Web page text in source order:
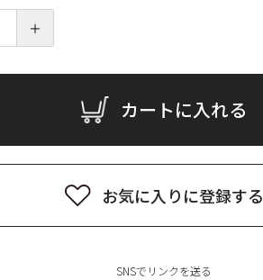
＋
カートに入れる
お気に入りに登録する
SNSでリンクを送る